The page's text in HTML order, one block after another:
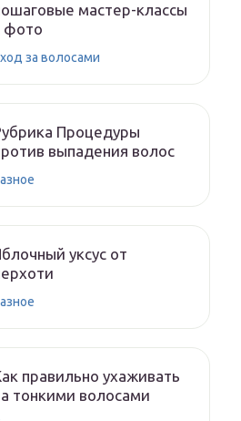
мастер-классы
фото
за волосами
Процедуры
выпадения волос
уксус от
правильно ухаживать
тонкими волосами